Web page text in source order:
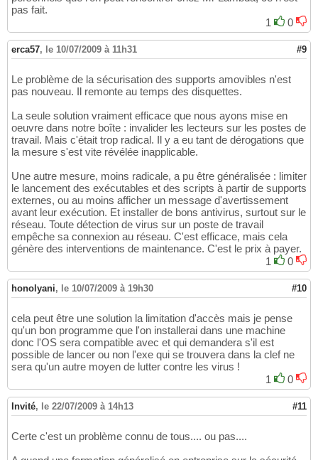
pas fait.
1
0
erca57, le 10/07/2009 à 11h31 #9
Le problème de la sécurisation des supports amovibles n'est
pas nouveau. Il remonte au temps des disquettes.
La seule solution vraiment efficace que nous ayons mise en
oeuvre dans notre boîte : invalider les lecteurs sur les postes de
travail. Mais c'était trop radical. Il y a eu tant de dérogations que
la mesure s'est vite révélée inapplicable.
Une autre mesure, moins radicale, a pu être généralisée : limiter
le lancement des exécutables et des scripts à partir de supports
externes, ou au moins afficher un message d'avertissement
avant leur exécution. Et installer de bons antivirus, surtout sur le
réseau. Toute détection de virus sur un poste de travail
empêche sa connexion au réseau. C'est efficace, mais cela
génère des interventions de maintenance. C'est le prix à payer.
1
0
honolyani, le 10/07/2009 à 19h30 #10
cela peut être une solution la limitation d'accès mais je pense
qu'un bon programme que l'on installerai dans une machine
donc l'OS sera compatible avec et qui demandera s'il est
possible de lancer ou non l'exe qui se trouvera dans la clef ne
sera qu'un autre moyen de lutter contre les virus !
1
0
Invité, le 22/07/2009 à 14h13 #11
Certe c'est un problème connu de tous.... ou pas....